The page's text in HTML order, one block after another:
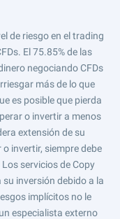
de riesgo en el trading
El 75.85% de las
negociando CFDs
más de lo que
es posible que pierda
o invertir a menos
extensión de su
invertir, siempre debe
servicios de Copy
inversión debido a la
implícitos no le
especialista externo